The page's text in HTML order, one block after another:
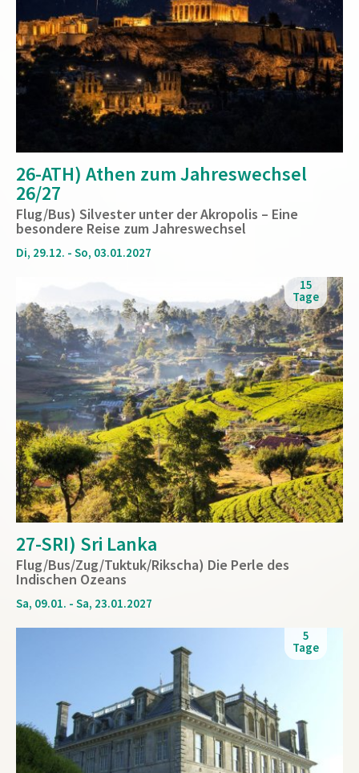
26-ATH) Athen zum Jahreswechsel
26/27
Flug/Bus) Silvester unter der Akropolis – Eine
besondere Reise zum Jahreswechsel
Di, 29.12. - So, 03.01.2027
15
Tage
27-SRI) Sri Lanka
Flug/Bus/Zug/Tuktuk/Rikscha) Die Perle des
Indischen Ozeans
Sa, 09.01. - Sa, 23.01.2027
5
Tage